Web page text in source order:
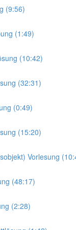
(9:56)
(1:49)
(10:42)
(32:31)
(0:49)
(15:20)
Vorlesung
(48:17)
(2:28)